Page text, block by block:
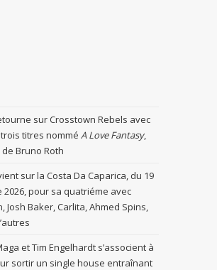
sur Crosstown Rebels avec
titres nommé A Love Fantasy,
Bruno Roth
sur la Costa Da Caparica, du 19
2026, pour sa quatriéme avec
Josh Baker, Carlita, Ahmed Spins,
et Tim Engelhardt s’associent à
sortir un single house entraînant